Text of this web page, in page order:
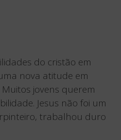
do cristão em
nova atitude em
jovens querem
Jesus não foi um
trabalhou duro